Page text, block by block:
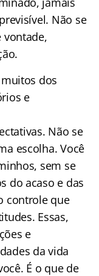
Não se
vontade,
dos
e
Não se
escolha. Você
sem se
do acaso e das
controle que
Essas,
e
da vida
É o que de